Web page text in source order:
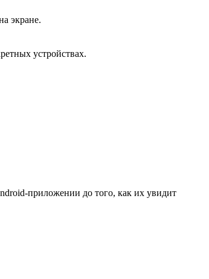
экране.
устройствах.
приложении до того, как их увидит